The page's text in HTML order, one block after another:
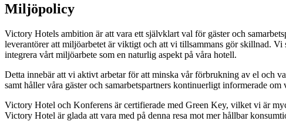
Miljöpolicy
Victory Hotels ambition är att vara ett självklart val för gäster och
leverantörer att miljöarbetet är viktigt och att vi tillsammans gör skillnad.
integrera vårt miljöarbete som en naturlig aspekt på våra hotell.
Detta innebär att vi aktivt arbetar för att minska vår förbrukning av el och
samt håller våra gäster och samarbetspartners kontinuerligt informerade om
Victory Hotel och Konferens är certifierade med Green Key, vilket vi är
Victory Hotel är glada att vara med på denna resa mot mer hållbar